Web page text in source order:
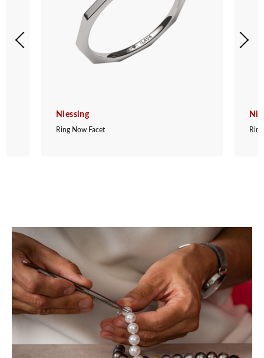
Niessing
Ring Now Facet